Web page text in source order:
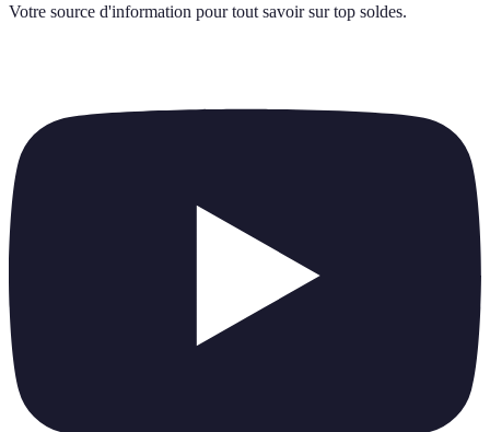
Votre source d'information pour tout savoir sur top soldes.